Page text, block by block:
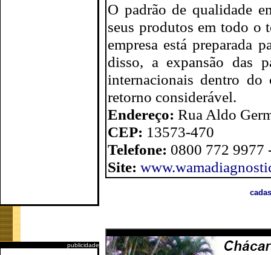
publicidade
O padrão de qualidade
seus produtos em todo o
empresa está preparada
disso, a expansão das
internacionais dentro do
retorno considerável.
Endereço: Rua Aldo
CEP: 13573-470
Telefone: 0800 772 9977
Site: